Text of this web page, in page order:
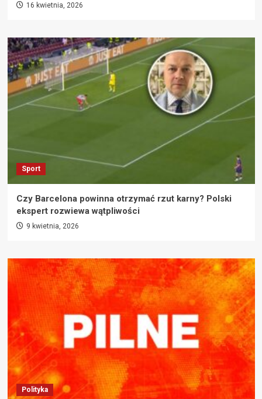
16 kwietnia, 2026
Sport
Czy Barcelona powinna otrzymać rzut karny? Polski
ekspert rozwiewa wątpliwości
9 kwietnia, 2026
Polityka